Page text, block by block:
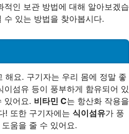
인 보관 방법에 대해 알아보겠습
수 있는 방법을 찾아봅시다.
해요. 구기자는 우리 몸에 정말 좋
섬유 등이 풍부하게 함유되어 있
있어요. 비타민 C는 항산화 작용을
! 또한 구기자에는 식이섬유가 풍
움을 줄 수 있어요.